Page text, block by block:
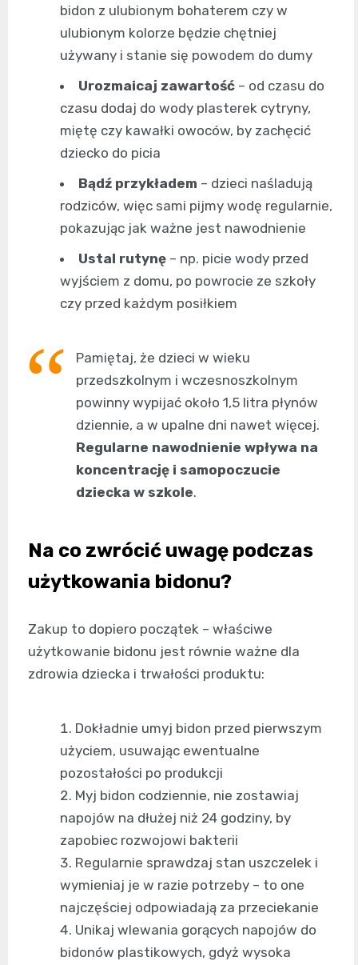
bidon z ulubionym bohaterem czy w
ulubionym kolorze będzie chętniej
używany i stanie się powodem do dumy
Urozmaicaj zawartość – od czasu do
czasu dodaj do wody plasterek cytryny,
miętę czy kawałki owoców, by zachęcić
dziecko do picia
Bądź przykładem – dzieci naśladują
rodziców, więc sami pijmy wodę regularnie,
pokazując jak ważne jest nawodnienie
Ustal rutynę – np. picie wody przed
wyjściem z domu, po powrocie ze szkoły
czy przed każdym posiłkiem
Pamiętaj, że dzieci w wieku
przedszkolnym i wczesnoszkolnym
powinny wypijać około 1,5 litra płynów
dziennie, a w upalne dni nawet więcej.
Regularne nawodnienie wpływa na
koncentrację i samopoczucie
dziecka w szkole.
Na co zwrócić uwagę podczas
użytkowania bidonu?
Zakup to dopiero początek – właściwe
użytkowanie bidonu jest równie ważne dla
zdrowia dziecka i trwałości produktu:
Dokładnie umyj bidon przed pierwszym
użyciem, usuwając ewentualne
pozostałości po produkcji
Myj bidon codziennie, nie zostawiaj
napojów na dłużej niż 24 godziny, by
zapobiec rozwojowi bakterii
Regularnie sprawdzaj stan uszczelek i
wymieniaj je w razie potrzeby – to one
najczęściej odpowiadają za przeciekanie
Unikaj wlewania gorących napojów do
bidonów plastikowych, gdyż wysoka